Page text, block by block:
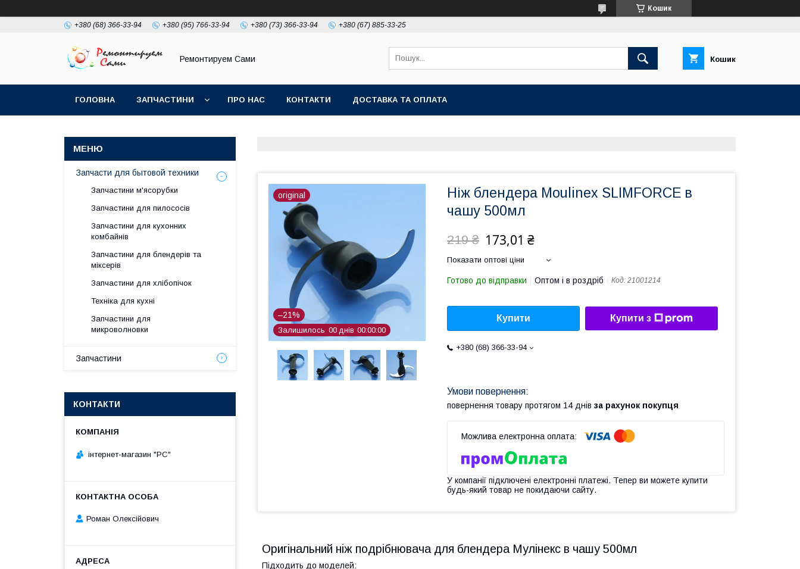
Кошик
+380 (68) 366-33-94 +380 (95) 766-33-94 +380 (73) 366-33-94 +380 (67) 885-33-25
Ремонтируем Сами Кошик
ГОЛОВНА ЗАПЧАСТИНИ ПРО НАС КОНТАКТИ ДОСТАВКА ТА ОПЛАТА
original
–21%
Залишилось 00 днів 00 00 00
Ніж блендера Moulinex SLIMFORCE в
чашу 500мл
219 ₴ 173,01 ₴
Показати оптові ціни
Готово до відправки Оптом і в роздріб Код: 21001214
Купити Купити з
+380 (68) 366-33-94
повернення товару протягом 14 днів за рахунок покупця
У компанії підключені електронні платежі. Тепер ви можете купити
будь-який товар не покидаючи сайту.
Оригінальний ніж подрібнювача для блендера Мулінекс в чашу 500мл
Підходить до моделей:
Запчасти для бытовой техники
Запчастини м'ясорубки
Запчастини для пилососів
Запчастини для кухонних
комбайнів
Запчастини для блендерів та
міксерів
Запчастини для хлібопічок
Техніка для кухні
Запчастини для
микроволновки
Запчастини
КОНТАКТИ
інтернет-магазин "РС"
Роман Олексійович